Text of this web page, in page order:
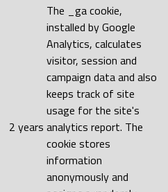
2 years
The _ga cookie,
installed by Google
Analytics, calculates
visitor, session and
campaign data and also
keeps track of site
usage for the site's
analytics report. The
cookie stores
information
anonymously and